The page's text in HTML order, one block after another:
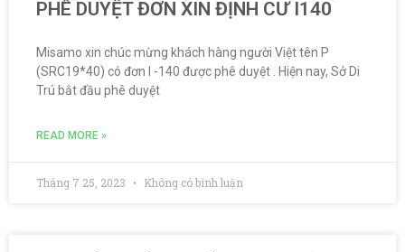
PHÊ DUYỆT ĐƠN XIN ĐỊNH CƯ I140
Misamo xin chúc mừng khách hàng người Việt tên P
(SRC19*40) có đơn I -140 được phê duyệt . Hiện nay, Sở Di
Trú bắt đầu phê duyệt
READ MORE »
Tháng 7 25, 2023 Không có bình luận